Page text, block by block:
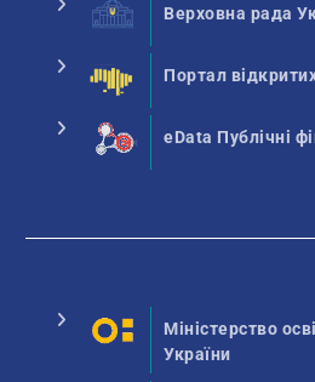
Верховна рада
Портал
eData Публічні
Міністерство
України